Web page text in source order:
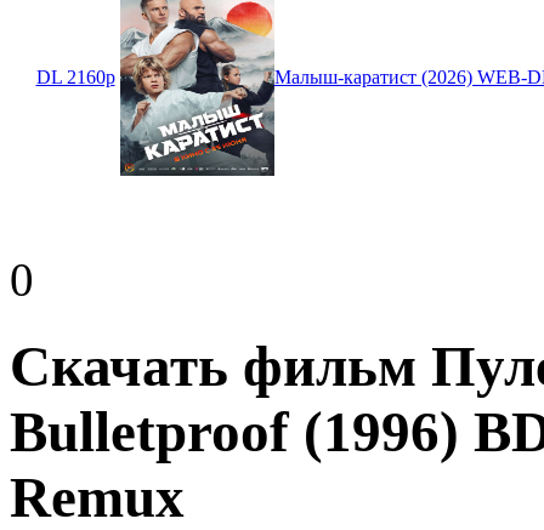
DL 2160p Малыш-каратист (2026) WEB-
0
Скачать фильм
Bulletproof (1996)
Remux